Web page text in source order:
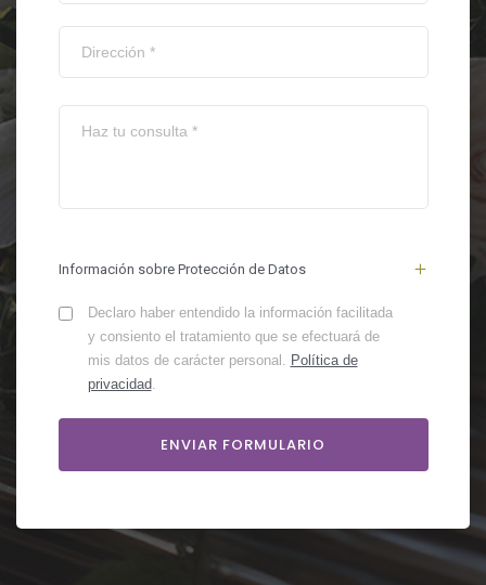
Información sobre Protección de Datos
Declaro haber entendido la información facilitada
y consiento el tratamiento que se efectuará de
mis datos de carácter personal. Política de
privacidad.